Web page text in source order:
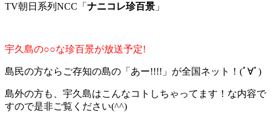
TV朝日系列NCC「 ナニコレ珍百景 」
宇久島の○○な珍百景が放送予定!
島民の方ならご存知の島の「あー!!!!」が全国ネット！(ﾟ∀ﾟ)
島外の方も、宇久島はこんなコトしちゃってます！な内容で
すので是非ご覧ください(^^)